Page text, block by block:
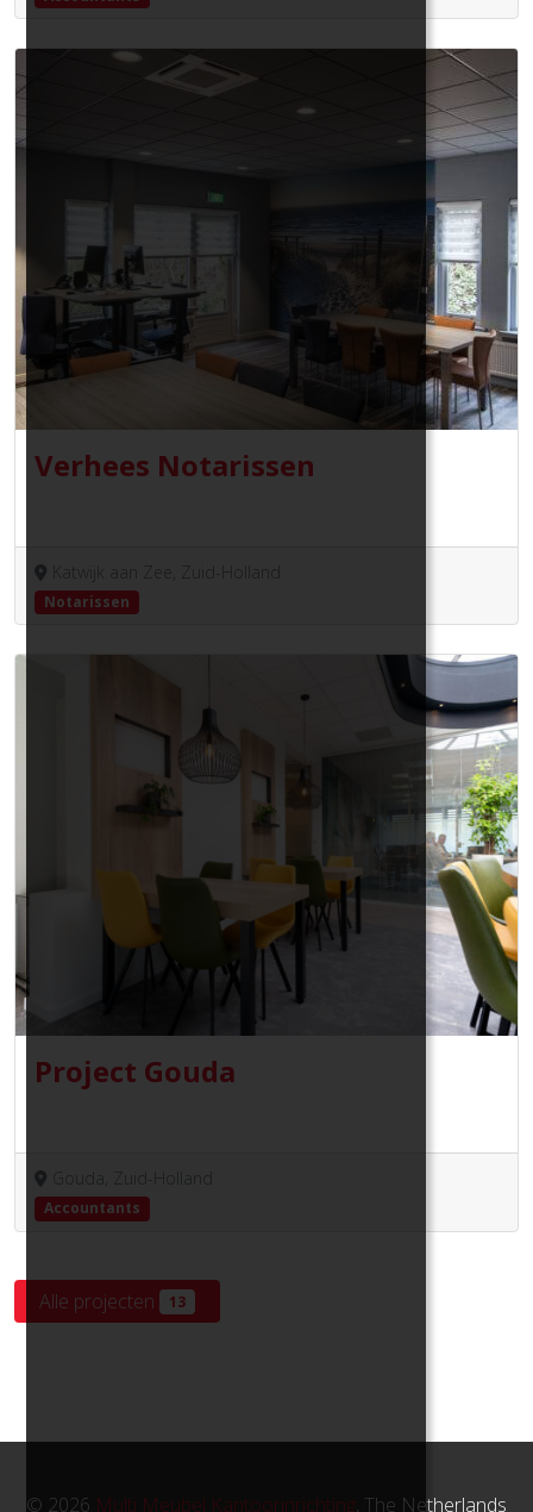
Verhees Notarissen
Katwijk aan Zee, Zuid-Holland
Notarissen
Project Gouda
Gouda, Zuid-Holland
Accountants
Alle projecten 13
© 2026 Multi Meubel Kantoorinrichting, The Netherlands